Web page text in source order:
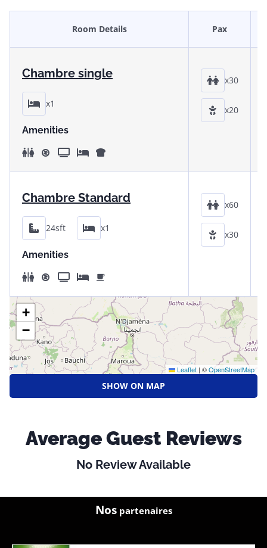
Room Details Pax
Chambre single
x1
Amenities
x30
x20
Chambre Standard
24sft x1
Amenities
x60
x30
+
−
Leaflet | ©OpenStreetMap
SHOW ON MAP
Average Guest Reviews
No Review Available
Nospartenaires